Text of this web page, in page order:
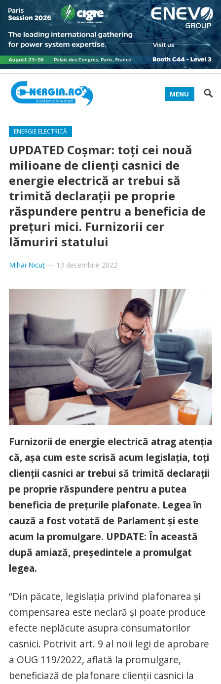
MENU
ENERGIE ELECTRICĂ
UPDATED Coșmar: toți cei nouă
milioane de clienți casnici de
energie electrică ar trebui să
trimită declarații pe proprie
răspundere pentru a beneficia de
prețuri mici. Furnizorii cer
lămuriri statului
Mihai Nicuț— 13 decembrie 2022
Furnizorii de energie electrică atrag atenția
că, așa cum este scrisă acum legislația, toți
clienții casnici ar trebui să trimită declarații
pe proprie răspundere pentru a putea
beneficia de prețurile plafonate. Legea în
cauză a fost votată de Parlament și este
acum la promulgare. UPDATE: În această
după amiază, președintele a promulgat
legea.
“Din păcate, legislația privind plafonarea și
compensarea este neclară și poate produce
efecte neplăcute asupra consumatorilor
casnici. Potrivit art. 9 al noii legi de aprobare
a OUG 119/2022, aflată la promulgare,
beneficiază de plafonare clienții casnici la